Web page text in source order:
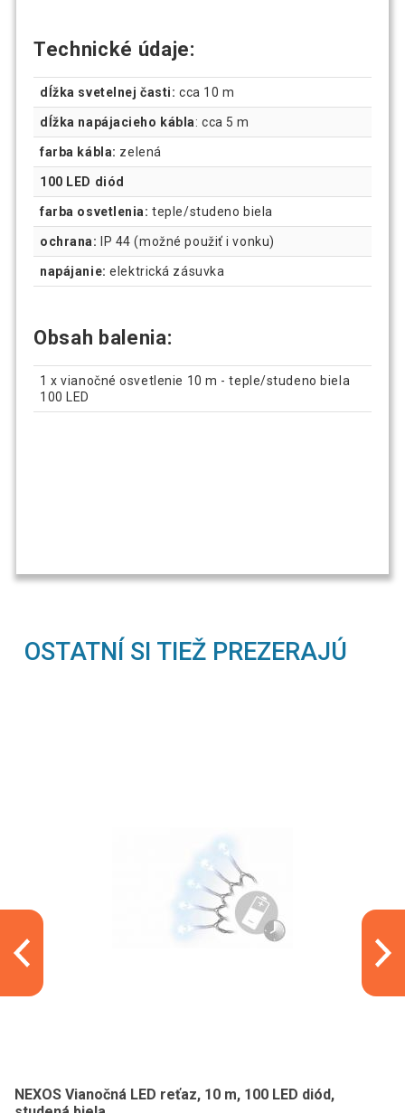
Technické údaje:
dĺžka svetelnej časti: cca 10 m
dĺžka napájacieho kábla: cca 5 m
farba kábla: zelená
100 LED diód
farba osvetlenia: teple/studeno biela
ochrana: IP 44 (možné použiť i vonku)
napájanie: elektrická zásuvka
Obsah balenia:
1 x vianočné osvetlenie 10 m - teple/studeno biela
100 LED
OSTATNÍ SI TIEŽ PREZERAJÚ
NEXOS Vianočná LED reťaz, 10 m, 100 LED diód,